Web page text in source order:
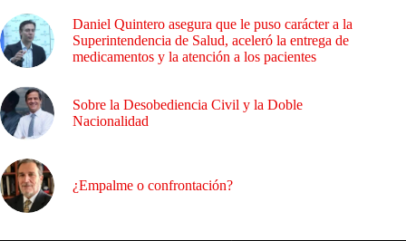
Daniel Quintero asegura que le puso carácter a la
Superintendencia de Salud, aceleró la entrega de
medicamentos y la atención a los pacientes
Sobre la Desobediencia Civil y la Doble
Nacionalidad
¿Empalme o confrontación?